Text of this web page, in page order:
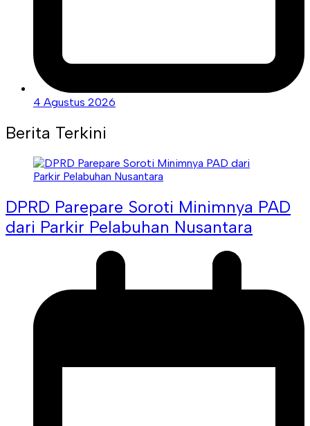
4 Agustus 2026
Berita Terkini
DPRD Parepare Soroti Minimnya PAD
dari Parkir Pelabuhan Nusantara